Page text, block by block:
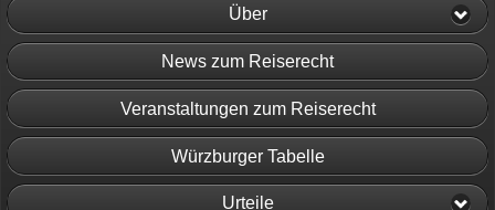
Über
News zum Reiserecht
Veranstaltungen zum Reiserecht
Würzburger Tabelle
Urteile